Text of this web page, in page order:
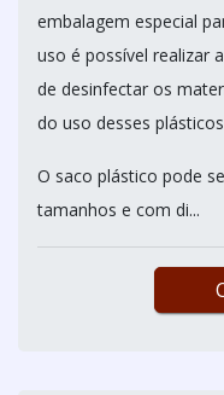
embalagem especial
uso é possível realizar
de desinfectar os
do uso desses
O saco plástico pode
tamanhos e com di...